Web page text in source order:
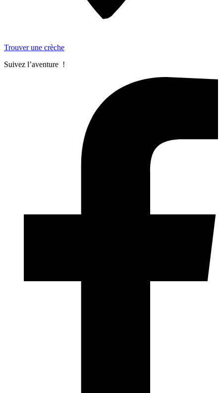
Trouver une crèche
Suivez l’aventure !